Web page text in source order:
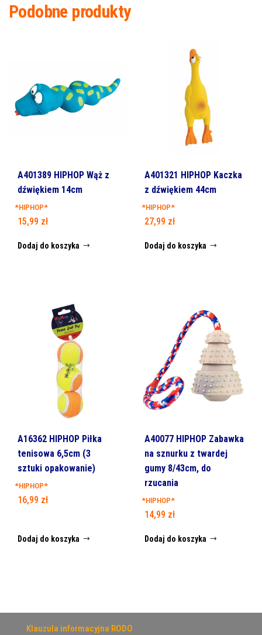
Podobne produkty
A401389 HIPHOP Wąż z
dźwiękiem 14cm
*HIPHOP*
15,99 zł
Dodaj do koszyka
A401321 HIPHOP Kaczka
z dźwiękiem 44cm
*HIPHOP*
27,99 zł
Dodaj do koszyka
A16362 HIPHOP Piłka
tenisowa 6,5cm (3
sztuki opakowanie)
*HIPHOP*
16,99 zł
Dodaj do koszyka
A40077 HIPHOP Zabawka
na sznurku z twardej
gumy 8/43cm, do
rzucania
*HIPHOP*
14,99 zł
Dodaj do koszyka
Klauzula informacyjna RODO